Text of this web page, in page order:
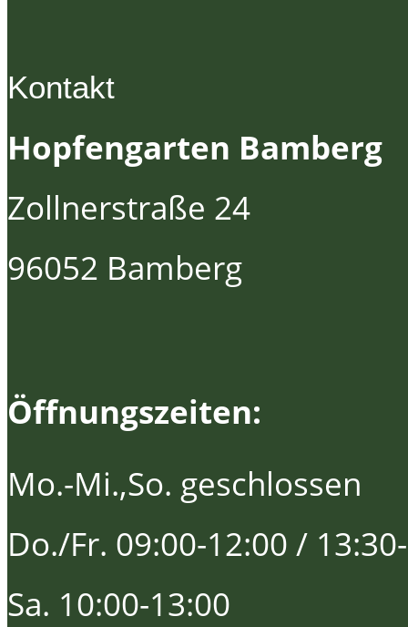
Kontakt
Hopfengarten Bamberg
Zollnerstraße 24
96052 Bamberg
Öffnungszeiten:
Mo.-Mi.,So. geschlossen
Do./Fr. 09:00-12:00 /
Sa. 10:00-13:00